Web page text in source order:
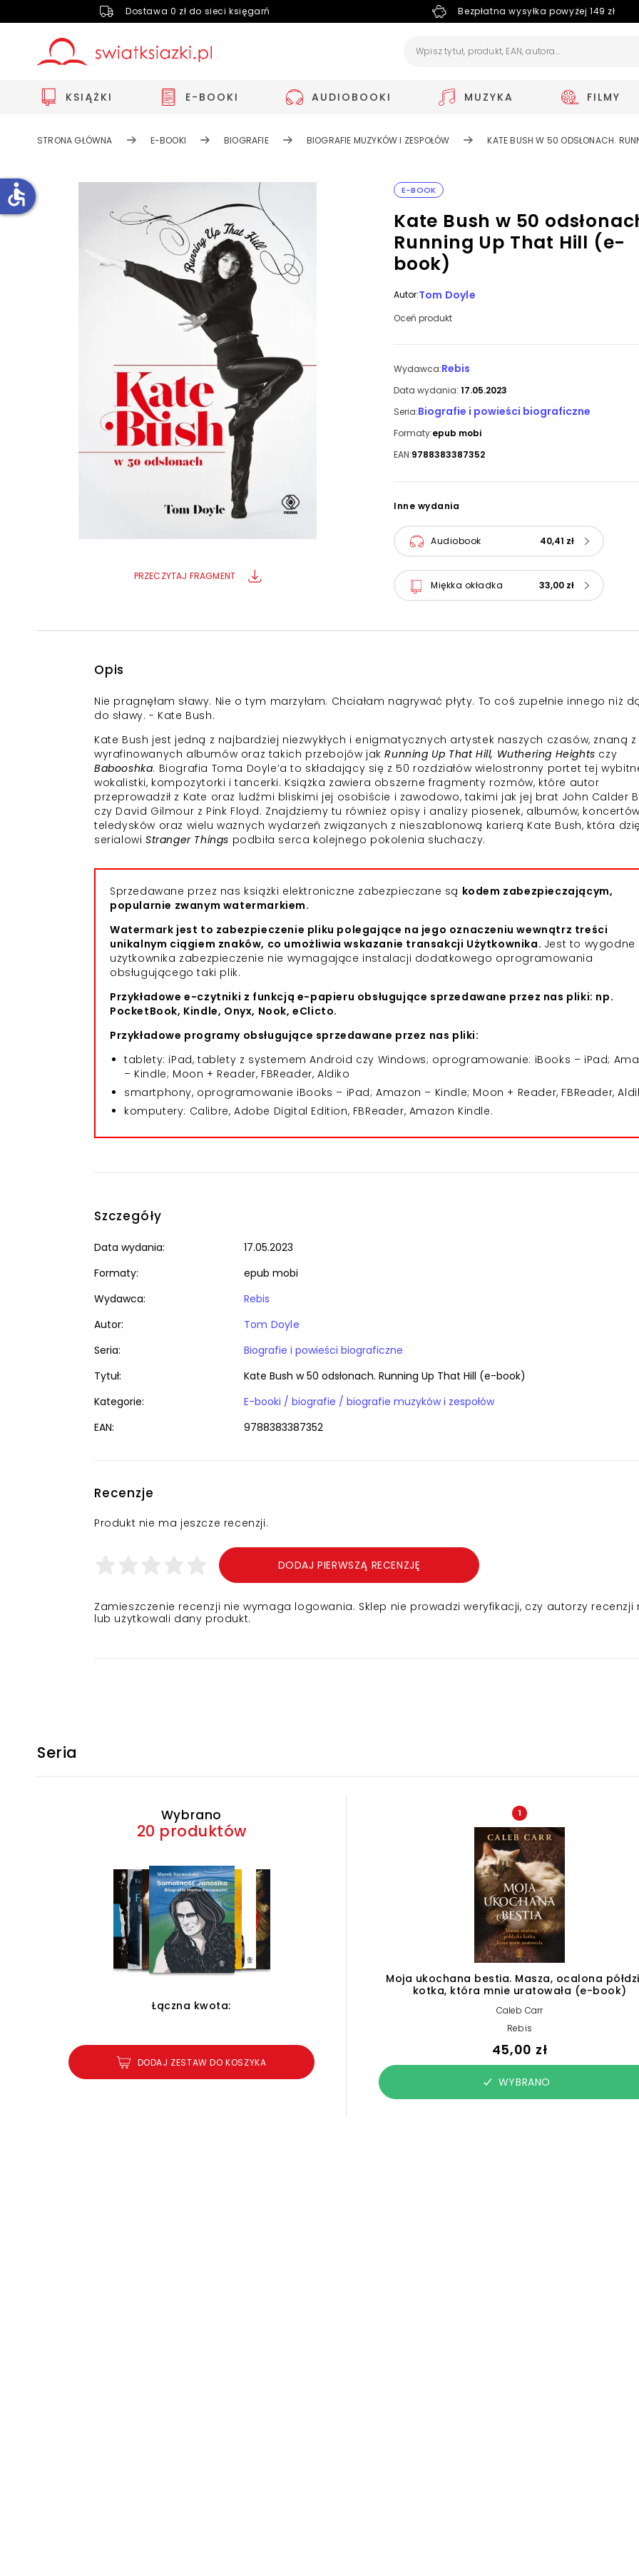
Dostawa 0 zł do sieci księgarń Bezpłatna wysyłka powyżej 149 zł
KSIĄŻKI E-BOOKI AUDIOBOOKI MUZYKA FILMY
STRONA GŁÓWNA E-BOOKI BIOGRAFIE BIOGRAFIE MUZYKÓW I ZESPOŁÓW KATE BUSH W 50 ODSŁONACH.
PRZECZYTAJ FRAGMENT
E-BOOK
Kate Bush w 50
Running Up That Hill (e-
book)
Autor:Tom Doyle
Oceń produkt
Wydawca:Rebis
Data wydania: 17.05.2023
Seria:Biografie i powieści biograficzne
Formaty:epub mobi
EAN:9788383387352
Inne wydania
Audiobook 40,41 zł
Miękka okładka 33,00 zł
Opis
Nie pragnęłam sławy. Nie o tym marzyłam. Chciałam nagrywać płyty. To coś zupełnie innego niż
do sławy. - Kate Bush.
Kate Bush jest jedną z najbardziej niezwykłych i enigmatycznych artystek naszych czasów, znaną z
wyrafinowanych albumów oraz takich przebojów jakRunning Up That Hill, Wuthering Heights czy
Babooshka. Biografia Toma Doyle’a to składający się z 50 rozdziałów wielostronny portet tej
wokalistki, kompozytorki i tancerki. Książka zawiera obszerne fragmenty rozmów, które autor
przeprowadził z Kate oraz ludźmi bliskimi jej osobiście i zawodowo, takimi jak jej brat John Calder
czy David Gilmour z Pink Floyd. Znajdziemy tu również opisy i analizy piosenek, albumów,
teledysków oraz wielu ważnych wydarzeń związanych z nieszablonową karierą Kate Bush, która
serialowi Stranger Things podbiła serca kolejnego pokolenia słuchaczy.
Sprzedawane przez nas książki elektroniczne zabezpieczane są kodem zabezpieczającym,
popularnie zwanym watermarkiem.
Watermark jest to zabezpieczenie pliku polegające na jego oznaczeniu wewnątrz treści
unikalnym ciągiem znaków, co umożliwia wskazanie transakcji Użytkownika. Jest to wygodne
użytkownika zabezpieczenie nie wymagające instalacji dodatkowego oprogramowania
obsługującego taki plik.
Przykładowe e-czytniki z funkcją e-papieru obsługujące sprzedawane przez nas pliki: np.
PocketBook, Kindle, Onyx, Nook, eClicto.
Przykładowe programy obsługujące sprzedawane przez nas pliki:
tablety: iPad, tablety z systemem Android czy Windows; oprogramowanie: iBooks – iPad;
– Kindle; Moon + Reader, FBReader, Aldiko
smartphony, oprogramowanie iBooks – iPad; Amazon – Kindle; Moon + Reader, FBReader,
komputery: Calibre, Adobe Digital Edition, FBReader, Amazon Kindle.
Szczegóły
Data wydania:
17.05.2023
Formaty:
epub mobi
Wydawca:
Rebis
Autor:
Tom Doyle
Seria:
Biografie i powieści biograficzne
Tytuł:
Kate Bush w 50 odsłonach. Running Up That Hill (e-book)
Kategorie:
E-booki / biografie / biografie muzyków i zespołów
EAN:
9788383387352
Recenzje
Produkt nie ma jeszcze recenzji.
DODAJ PIERWSZĄ RECENZJĘ
Zamieszczenie recenzji nie wymaga logowania. Sklep nie prowadzi weryfikacji, czy autorzy recenzji
lub użytkowali dany produkt.
Seria
Wybrano
20 produktów
Łączna kwota:
DODAJ ZESTAW DO KOSZYKA
1
Moja ukochana bestia. Masza, ocalona
kotka, która mnie uratowała (e-book)
Caleb Carr
Rebis
45,00 zł
WYBRANO
accessible
Zwiększ rozmiar czcionki